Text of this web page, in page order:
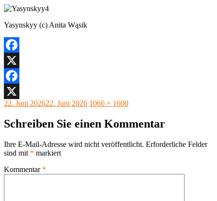
Yasynskyy (c) Anita Wąsik
Facebook
X
Facebook
X
Veröffentlicht
22. Juni 202622. Juni 2026 Originalgröße
1066 × 1600
Schreiben Sie einen Kommentar
Ihre E-Mail-Adresse wird nicht veröffentlicht. Erforderliche Felder
sind mit * markiert
Kommentar *